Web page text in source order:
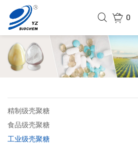
0
精制级壳聚糖
食品级壳聚糖
工业级壳聚糖